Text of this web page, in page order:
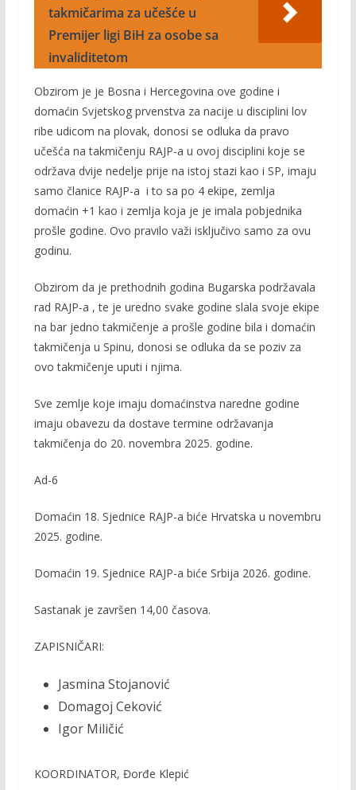
takmičarima za učešće u
Premijer ligi BiH za osobe sa
invaliditetom
Obzirom je je Bosna i Hercegovina ove godine i
domaćin Svjetskog prvenstva za nacije u disciplini lov
ribe udicom na plovak, donosi se odluka da pravo
učešća na takmičenju RAJP-a u ovoj disciplini koje se
održava dvije nedelje prije na istoj stazi kao i SP, imaju
samo članice RAJP-a i to sa po 4 ekipe, zemlja
domaćin +1 kao i zemlja koja je je imala pobjednika
prošle godine. Ovo pravilo važi isključivo samo za ovu
godinu.
Obzirom da je prethodnih godina Bugarska podržavala
rad RAJP-a , te je uredno svake godine slala svoje ekipe
na bar jedno takmičenje a prošle godine bila i domaćin
takmičenja u Spinu, donosi se odluka da se poziv za
ovo takmičenje uputi i njima.
Sve zemlje koje imaju domaćinstva naredne godine
imaju obavezu da dostave termine održavanja
takmičenja do 20. novembra 2025. godine.
Ad-6
Domaćin 18. Sjednice RAJP-a biće Hrvatska u novembru
2025. godine.
Domaćin 19. Sjednice RAJP-a biće Srbija 2026. godine.
Sastanak je završen 14,00 časova.
ZAPISNIČARI:
Jasmina Stojanović
Domagoj Ceković
Igor Miličić
KOORDINATOR, Đorđe Klepić